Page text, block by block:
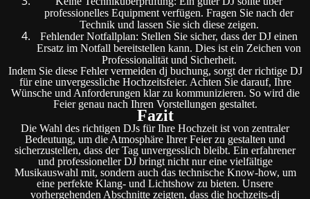
professionelles Equipment verfügen. Fragen Sie nach der
Technik und lassen Sie sich diese zeigen.
Fehlender Notfallplan: Stellen Sie sicher, dass der DJ einen
Ersatz im Notfall bereitstellen kann. Dies ist ein Zeichen von
Professionalität und Sicherheit.
Indem Sie diese Fehler vermeiden dj buchung, sorgt der richtige DJ
für eine unvergessliche Hochzeitsfeier. Achten Sie darauf, Ihre
Wünsche und Anforderungen klar zu kommunizieren. So wird die
Feier genau nach Ihren Vorstellungen gestaltet.
Fazit
Die Wahl des richtigen DJs für Ihre Hochzeit ist von zentraler
Bedeutung, um die Atmosphäre Ihrer Feier zu gestalten und
sicherzustellen, dass der Tag unvergesslich bleibt. Ein erfahrener
und professioneller DJ bringt nicht nur eine vielfältige
Musikauswahl mit, sondern auch das technische Know-how, um
eine perfekte Klang- und Lichtshow zu bieten. Unsere
vorhergehenden Abschnitte zeigten, dass die hochzeits-dj